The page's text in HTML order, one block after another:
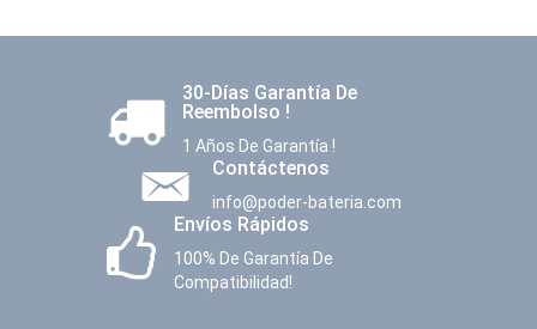
30-Días Garantía De
Reembolso !
1 Años De Garantía !
Contáctenos
info@poder-bateria.com
Envíos Rápidos
100% De Garantía De
Compatibilidad!